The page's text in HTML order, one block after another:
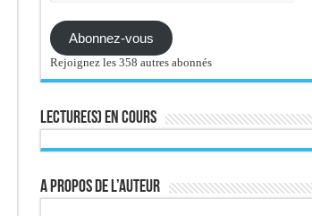
Abonnez-vous
Rejoignez les 358 autres abonnés
Lecture(s) en cours
A propos de l’auteur